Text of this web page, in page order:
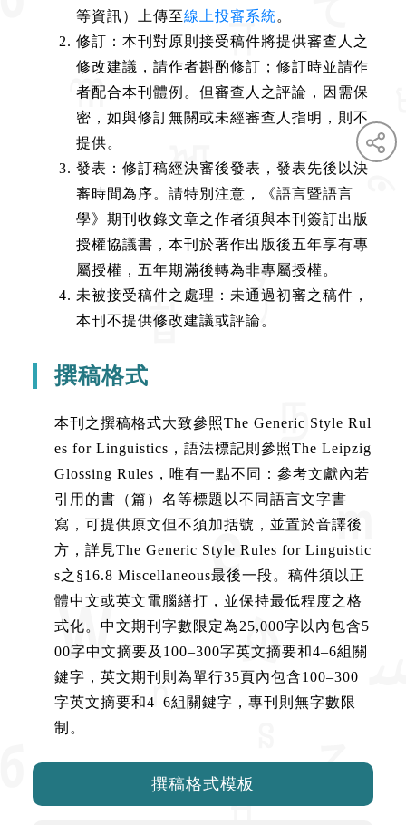
等資訊）上傳至線上投審系統。
修訂：本刊對原則接受稿件將提供審查人之
修改建議，請作者斟酌修訂；修訂時並請作
者配合本刊體例。但審查人之評論，因需保
密，如與修訂無關或未經審查人指明，則不
提供。
發表：修訂稿經決審後發表，發表先後以決
審時間為序。請特別注意，《語言暨語言
學》期刊收錄文章之作者須與本刊簽訂出版
授權協議書，本刊於著作出版後五年享有專
屬授權，五年期滿後轉為非專屬授權。
未被接受稿件之處理：未通過初審之稿件，
本刊不提供修改建議或評論。
撰稿格式
本刊之撰稿格式大致參照The Generic Style Rul
es for Linguistics，語法標記則參照The Leipzig
Glossing Rules，唯有一點不同：參考文獻內若
引用的書（篇）名等標題以不同語言文字書
寫，可提供原文但不須加括號，並置於音譯後
方，詳見The Generic Style Rules for Linguistic
s之§16.8 Miscellaneous最後一段。稿件須以正
體中文或英文電腦繕打，並保持最低程度之格
式化。中文期刊字數限定為25,000字以內包含5
00字中文摘要及100–300字英文摘要和4–6組關
鍵字，英文期刊則為單行35頁內包含100–300
字英文摘要和4–6組關鍵字，專刊則無字數限
制。
撰稿格式模板